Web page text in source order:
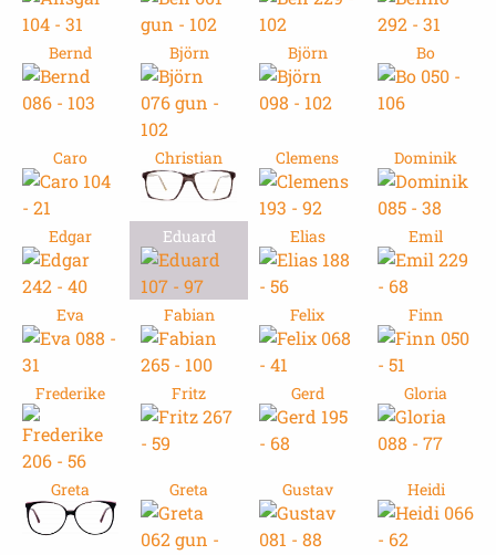
Bernd Björn Björn Bo
Caro Christian Clemens Dominik
Edgar Eduard Elias Emil
Eva Fabian Felix Finn
Frederike Fritz Gerd Gloria
Greta Greta Gustav Heidi